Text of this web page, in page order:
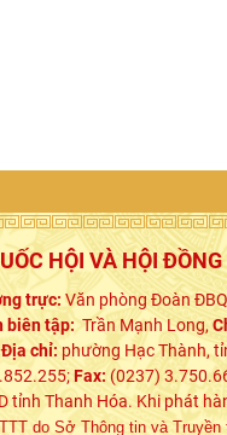
HỘI VÀ HỘI
trực: Văn phòng Đoàn
biên tập:Trần Mạnh Long,
Địa chỉ:phường Hạc Thành,
Fax:(0237)
tỉnh Thanh Hóa. Khi phát
do Sở Thông tin và